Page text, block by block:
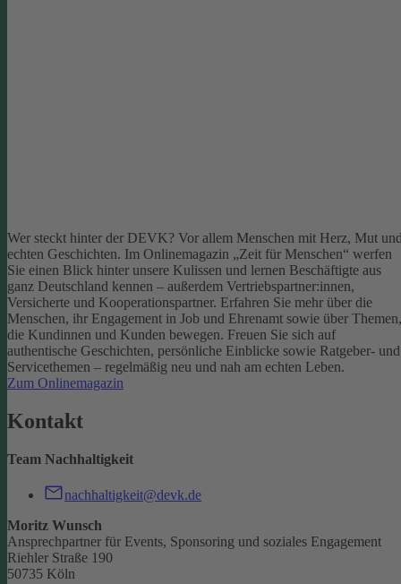
Wer steckt hinter der DEVK? Vor allem Menschen mit Herz, Mut
echten Geschichten. Im Onlinemagazin „Zeit für Menschen“ werfen
Sie einen Blick hinter unsere Kulissen und lernen Beschäftigte aus
ganz Deutschland kennen – außerdem Vertriebspartner:innen,
Versicherte und Kooperationspartner. Erfahren Sie mehr über die
Menschen, ihr Engagement in Job und Ehrenamt sowie über Themen,
die Kundinnen und Kunden bewegen. Freuen Sie sich auf
authentische Geschichten, persönliche Einblicke sowie Ratgeber- und
Servicethemen – regelmäßig neu und nah am echten Leben.
Zum Onlinemagazin
Kontakt
Team Nachhaltigkeit
nachhaltigkeit@devk.de
Moritz Wunsch
Ansprechpartner für Events, Sponsoring und soziales Engagement
Riehler Straße 190
50735 Köln